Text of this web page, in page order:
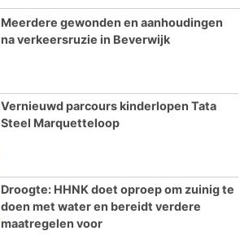
Meerdere gewonden en aanhoudingen
na verkeersruzie in Beverwijk
Vernieuwd parcours kinderlopen Tata
Steel Marquetteloop
Droogte: HHNK doet oproep om zuinig te
doen met water en bereidt verdere
maatregelen voor